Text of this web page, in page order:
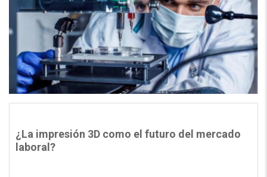
¿La impresión 3D como el futuro del mercado
laboral?